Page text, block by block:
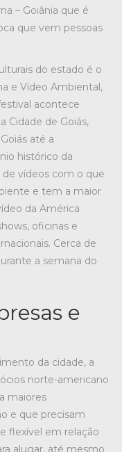
– Goiânia que é
que vem pessoas
do estado é o
e Vídeo Ambiental,
acontece
Cidade de Goiás,
até a
histórico da
de vídeos com o que
e tem a maior
da América
oficinas e
Cerca de
a semana do
e
da cidade, a
norte-americano
maiores
e que precisam
flexível em relação
alugar, até mesmo